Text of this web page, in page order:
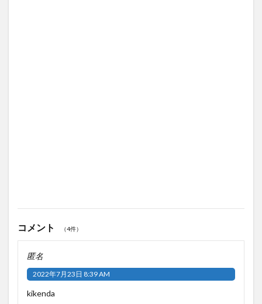
コメント （4件）
匿名
2022年7月23日 8:39 AM
kikenda